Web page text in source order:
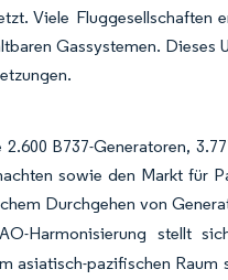
Viele Fluggesellschaften
Gassystemen. Dieses
B737-Generatoren,
sowie den Markt für
Durchgehen von
Harmonisierung stellt
asiatisch-pazifischen Raum